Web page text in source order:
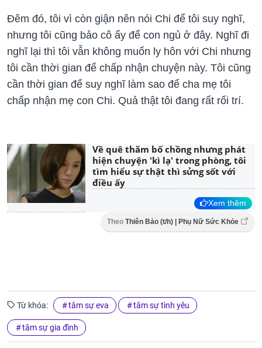
Đêm đó, tôi vì còn giận nên nói Chi để tôi suy nghĩ,
nhưng tôi cũng bảo cô ấy để con ngủ ở đây. Nghĩ đi
nghĩ lại thì tôi vẫn không muốn ly hôn với Chi nhưng
tôi cần thời gian để chấp nhận chuyện này. Tôi cũng
cần thời gian để suy nghĩ làm sao để cha mẹ tôi
chấp nhận mẹ con Chi. Quả thật tôi đang rất rối trí.
Về quê thăm bố chồng nhưng phát
hiện chuyện 'kì lạ' trong phòng, tôi
tìm hiểu sự thật thì sửng sốt với
điều ấy
Xem thêm
Theo Thiên Bảo (t/h) | Phụ Nữ Sức Khỏe
Từ khóa: tâm sự eva tâm sự tình yêu
tâm sự gia đình